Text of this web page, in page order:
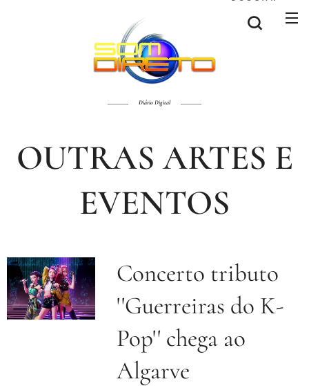
Diário Digital
OUTRAS ARTES E
EVENTOS
Concerto tributo
''Guerreiras do K-
Pop'' chega ao
Algarve